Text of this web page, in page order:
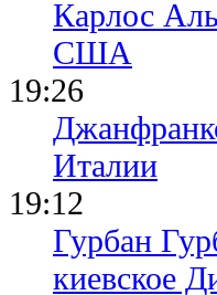
Карлос
США
19:26
Италии
19:12
Гурбан
киевское